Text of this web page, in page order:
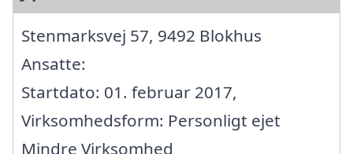
Stenmarksvej 57, 9492 Blokhus
Ansatte:
Startdato: 01. februar 2017,
Virksomhedsform: Personligt ejet
Mindre Virksomhed